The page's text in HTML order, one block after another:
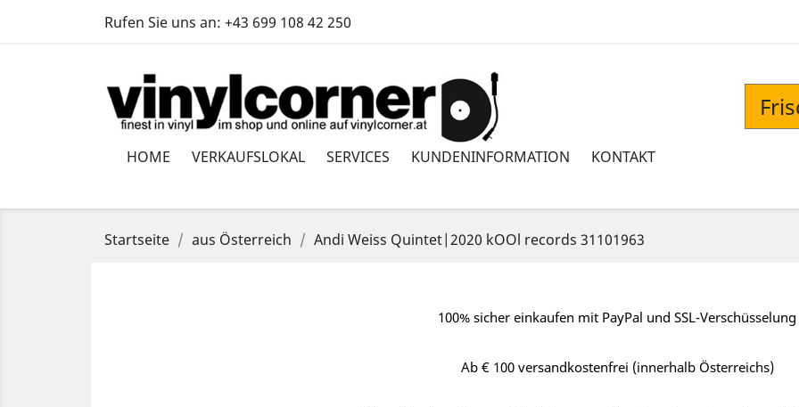
Rufen Sie uns an: +43 699 108 42 250
HOME VERKAUFSLOKAL SERVICES KUNDENINFORMATION KONTAKT
Startseite aus Österreich Andi Weiss Quintet|2020 kOOl records 31101963
100% sicher einkaufen mit PayPal und SSL-Verschüsselung
Ab € 100 versandkostenfrei (innerhalb Österreichs)